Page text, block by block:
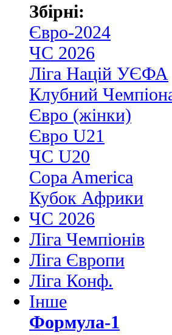
Збірні:
Євро-2024
ЧС 2026
Ліга Націй УЄФА
Клубний
Євро (жінки)
Євро U21
ЧС U20
Copa America
Кубок Африки
ЧС 2026
Ліга Чемпіонів
Ліга Європи
Ліга Конф.
Інше
Формула-1